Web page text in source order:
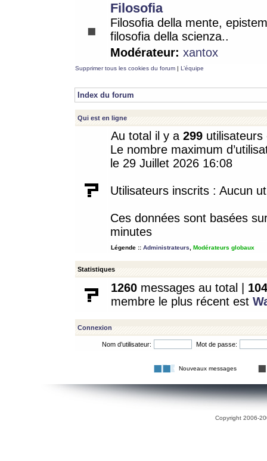
Filosofia
Filosofia della mente,
filosofia della scienza..
Modérateur: xantox
Supprimer tous les cookies du forum | L’équipe
Index du forum
Qui est en ligne
Au total il y a 299
Le nombre maximum
le 29 Juillet 2026 16:08
Utilisateurs inscrits : Aucun
Ces données sont basées
minutes
Légende :: Administrateurs Modérateurs globaux
Statistiques
1260 messages au total | 104
membre le plus récent est
Connexion
Nom d’utilisateur: Mot de passe:
Nouveaux messages
Copyright 2006-